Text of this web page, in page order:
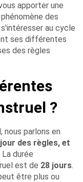
apporter une
des
au cycle
ses différentes
des règles
?
nous parlons en
des règles, et
La durée
est de 28 jours.
être plus ou